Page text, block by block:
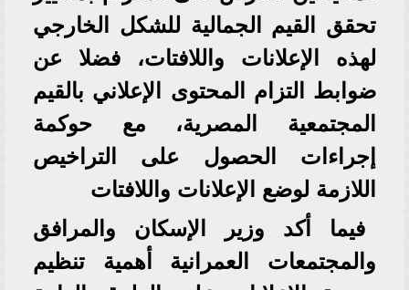
تحقق القيم الجمالية للشكل الخارجي
لهذه الإعلانات واللافتات، فضلا عن
ضوابط التزام المحتوى الإعلاني بالقيم
المجتمعية المصرية، مع حوكمة
إجراءات الحصول على التراخيص
اللازمة لوضع الإعلانات واللافتات
فيما أكد وزير الإسكان والمرافق
والمجتمعات العمرانية أهمية تنظيم